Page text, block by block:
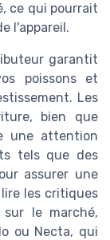
ce qui pourrait
l'appareil.
garantit
poissons et
Les
bien que
une attention
tels que des
assurer une
les critiques
le marché,
ou Necta, qui